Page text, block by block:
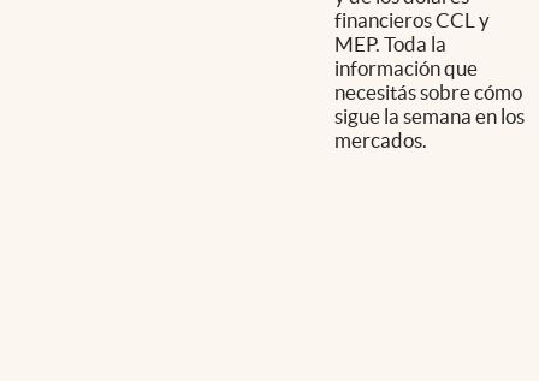
financieros CCL y
MEP. Toda la
información que
necesitás sobre cómo
sigue la semana en los
mercados.